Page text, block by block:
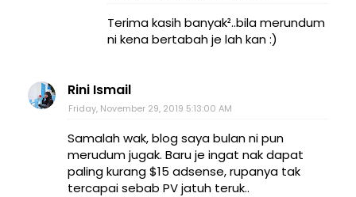
Terima kasih banyak²..bila merundum
ni kena bertabah je lah kan :)
Rini Ismail
Friday, November 29, 2019 5:13:00 AM
Samalah wak, blog saya bulan ni pun
merudum jugak. Baru je ingat nak dapat
paling kurang $15 adsense, rupanya tak
tercapai sebab PV jatuh teruk..